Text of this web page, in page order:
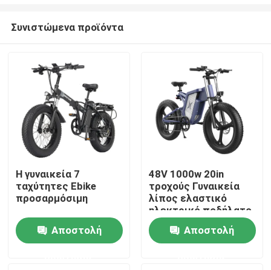
Σπίτι
Προϊόντα
Συνιστώμενα προϊόντα
Η γυναικεία 7
ταχύτητες Ebike
προσαρμόσιμη
Αποστολή
48V 1000w 20in
τροχούς Γυναικεία
λίπος ελαστικό
ηλεκτρικό ποδήλατο
Αποστολή